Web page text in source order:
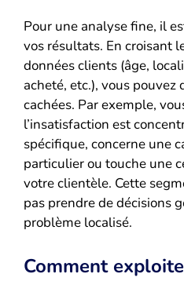
Pour une analyse fine, il
vos résultats. En croisant
données clients (âge,
acheté, etc.), vous
cachées. Par exemple,
l’insatisfaction est
spécifique, concerne une
particulier ou touche une
votre clientèle. Cette
pas prendre de décisions
problème localisé.
Comment